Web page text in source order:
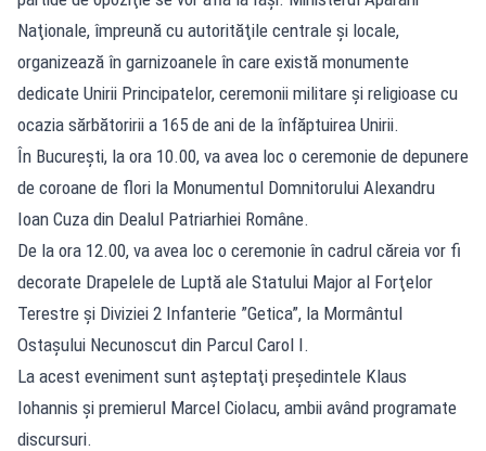
Naţionale, împreună cu autorităţile centrale şi locale,
organizează în garnizoanele în care există monumente
dedicate Unirii Principatelor, ceremonii militare şi religioase cu
ocazia sărbătoririi a 165 de ani de la înfăptuirea Unirii.
În Bucureşti, la ora 10.00, va avea loc o ceremonie de depunere
de coroane de flori la Monumentul Domnitorului Alexandru
Ioan Cuza din Dealul Patriarhiei Române.
De la ora 12.00, va avea loc o ceremonie în cadrul căreia vor fi
decorate Drapelele de Luptă ale Statului Major al Forţelor
Terestre şi Diviziei 2 Infanterie ”Getica”, la Mormântul
Ostaşului Necunoscut din Parcul Carol I.
La acest eveniment sunt aşteptaţi preşedintele Klaus
Iohannis şi premierul Marcel Ciolacu, ambii având programate
discursuri.